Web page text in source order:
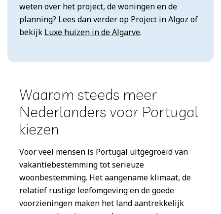
weten over het project, de woningen en de
planning? Lees dan verder op Project in Algoz of
bekijk Luxe huizen in de Algarve.
Waarom steeds meer
Nederlanders voor Portugal
kiezen
Voor veel mensen is Portugal uitgegroeid van
vakantiebestemming tot serieuze
woonbestemming. Het aangename klimaat, de
relatief rustige leefomgeving en de goede
voorzieningen maken het land aantrekkelijk